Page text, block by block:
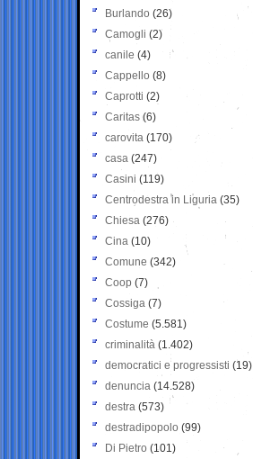
Burlando (26)
Camogli (2)
canile (4)
Cappello (8)
Caprotti (2)
Caritas (6)
carovita (170)
casa (247)
Casini (119)
Centrodestra in Liguria (35)
Chiesa (276)
Cina (10)
Comune (342)
Coop (7)
Cossiga (7)
Costume (5.581)
criminalità (1.402)
democratici e progressisti (19)
denuncia (14.528)
destra (573)
destradipopolo (99)
Di Pietro (101)